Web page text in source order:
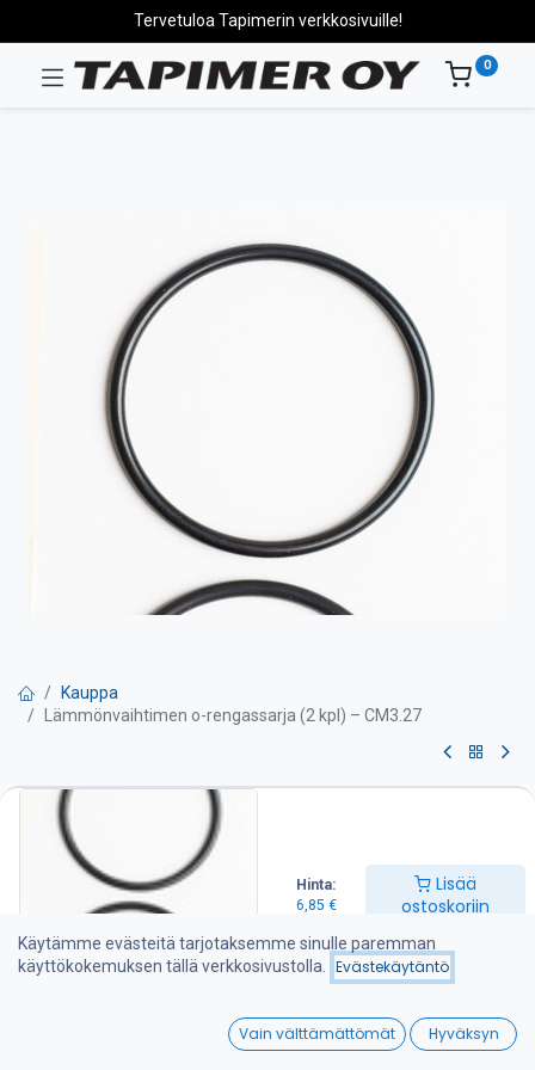
Hinta:
6,85 €
Lisää
ostoskoriin
Wishlist
Tervetuloa Tapimerin verkkosivuille!
0
Kauppa
Lämmönvaihtimen o-rengassarja (2 kpl) – CM3.27
Lämmönvaihtimen o-
rengassarja (2 kpl) – CM3.27
Lisää ostoskoriin
Käytämme evästeitä tarjotaksemme sinulle paremman
käyttökokemuksen tällä verkkosivustolla.
Evästekäytäntö
Vain välttämättömät Hyväksyn